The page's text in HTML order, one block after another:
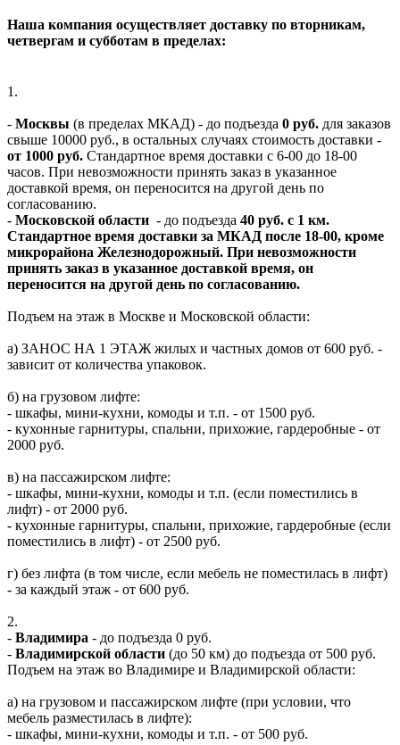
Наша компания осуществляет доставку по вторникам,
четвергам и субботам в пределах:
1.
- Москвы (в пределах МКАД) - до подъезда 0 руб. для заказов
свыше 10000 руб., в остальных случаях стоимость доставки -
от 1000 руб. Стандартное время доставки с 6-00 до 18-00
часов. При невозможности принять заказ в указанное
доставкой время, он переносится на другой день по
согласованию.
- Московской области - до подъезда 40 руб. с 1 км.
Стандартное время доставки за МКАД после 18-00, кроме
микрорайона Железнодорожный. При невозможности
принять заказ в указанное доставкой время, он
переносится на другой день по согласованию.
Подъем на этаж в Москве и Московской области:
а) ЗАНОС НА 1 ЭТАЖ жилых и частных домов от 600 руб. -
зависит от количества упаковок.
б) на грузовом лифте:
- шкафы, мини-кухни, комоды и т.п. - от 1500 руб.
- кухонные гарнитуры, спальни, прихожие, гардеробные - от
2000 руб.
в) на пассажирском лифте:
- шкафы, мини-кухни, комоды и т.п. (если поместились в
лифт) - от 2000 руб.
- кухонные гарнитуры, спальни, прихожие, гардеробные (если
поместились в лифт) - от 2500 руб.
г) без лифта (в том числе, если мебель не поместилась в лифт)
- за каждый этаж - от 600 руб.
2.
- Владимира - до подъезда 0 руб.
- Владимирской области (до 50 км) до подъезда от 500 руб.
Подъем на этаж во Владимире и Владимирской области:
а) на грузовом и пассажирском лифте (при условии, что
мебель разместилась в лифте):
- шкафы, мини-кухни, комоды и т.п. - от 500 руб.